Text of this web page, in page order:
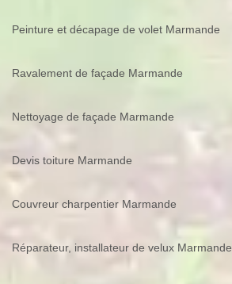
Peinture et décapage de volet Marmande
Ravalement de façade Marmande
Nettoyage de façade Marmande
Devis toiture Marmande
Couvreur charpentier Marmande
Réparateur, installateur de velux Marmande